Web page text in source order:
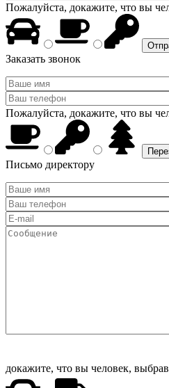
Пожалуйста, докажите, что вы
Заказать звонок
Пожалуйста, докажите, что вы
Письмо директору
докажите, что вы человек, выбрав